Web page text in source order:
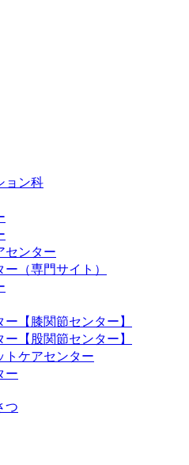
ョン科
センター
（専門サイト）
ー【膝関節センター】
ー【股関節センター】
トケアセンター
ー
つ